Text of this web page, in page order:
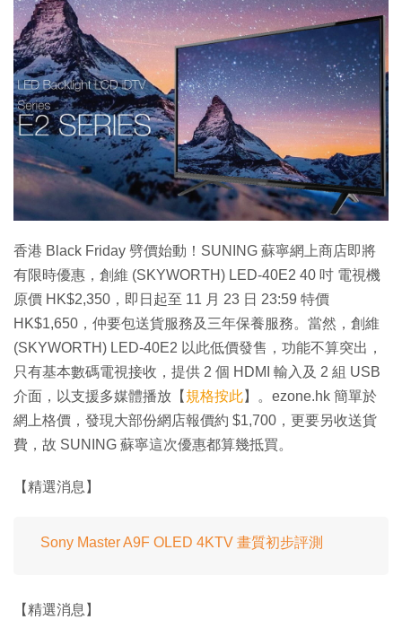
生成式AI與雲端應用
Enterprise Digital Transformation
特集
香港 Black Friday 劈價始動！SUNING 蘇寧網上商店即將
有限時優惠，創維 (SKYWORTH) LED-40E2 40 吋 電視機
原價 HK$2,350，即日起至 11 月 23 日 23:59 特價
HK$1,650，仲要包送貨服務及三年保養服務。當然，創維
(SKYWORTH) LED-40E2 以此低價發售，功能不算突出，
只有基本數碼電視接收，提供 2 個 HDMI 輸入及 2 組 USB
介面，以支援多媒體播放【 規格按此】。ezone.hk 簡單於
網上格價，發現大部份網店報價約 $1,700，更要另收送貨
費，故 SUNING 蘇寧這次優惠都算幾抵買。
【精選消息】
Sony Master A9F OLED 4KTV 畫質初步評測
【精選消息】